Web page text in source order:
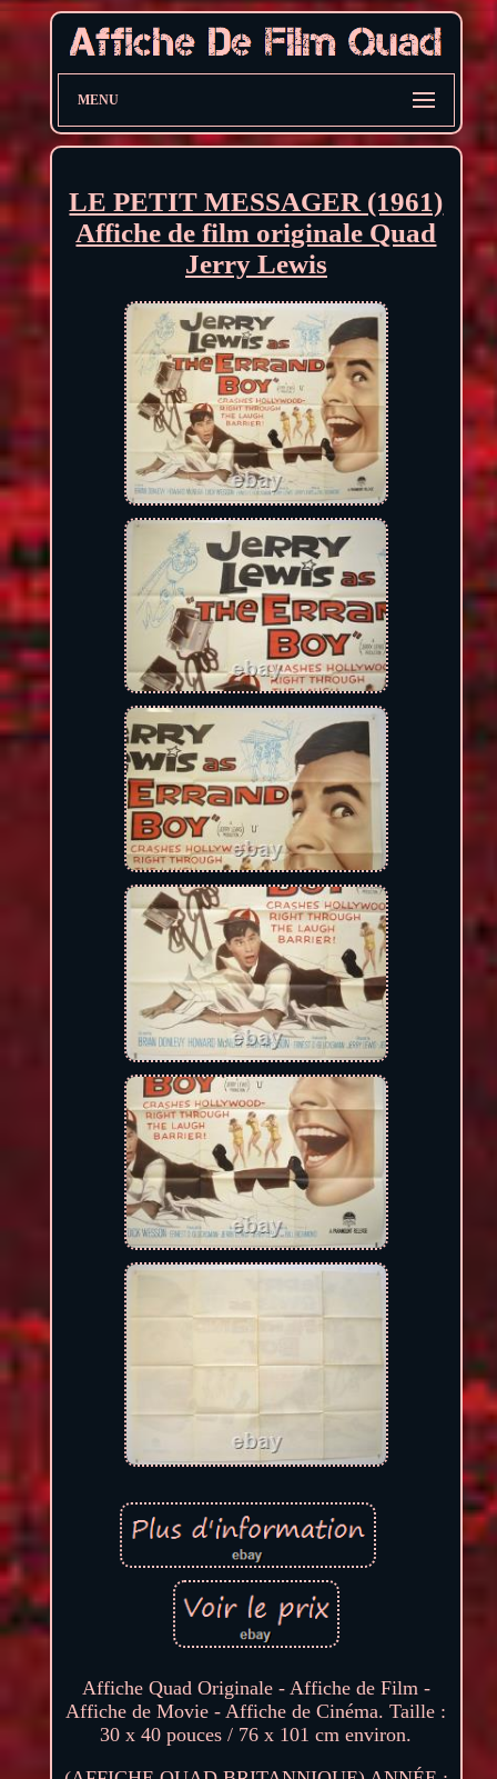
MENU
LE PETIT MESSAGER (1961)
Affiche de film originale Quad
Jerry Lewis
Affiche Quad Originale - Affiche de Film -
Affiche de Movie - Affiche de Cinéma. Taille :
30 x 40 pouces / 76 x 101 cm environ.